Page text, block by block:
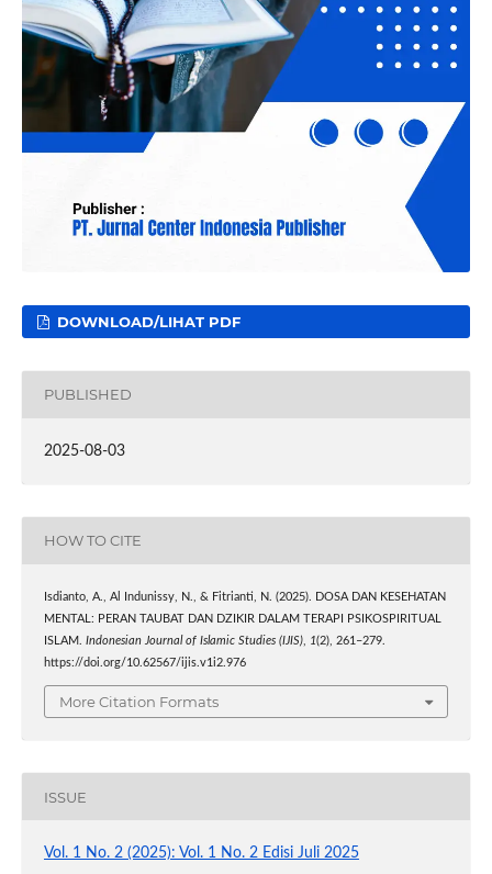
DOWNLOAD/LIHAT PDF
PUBLISHED
2025-08-03
HOW TO CITE
Isdianto, A., Al Indunissy, N., & Fitrianti, N. (2025). DOSA DAN KESEHATAN
MENTAL: PERAN TAUBAT DAN DZIKIR DALAM TERAPI PSIKOSPIRITUAL
ISLAM. Indonesian Journal of Islamic Studies (IJIS), 1(2), 261–279.
https://doi.org/10.62567/ijis.v1i2.976
More Citation Formats
ISSUE
Vol. 1 No. 2 (2025): Vol. 1 No. 2 Edisi Juli 2025